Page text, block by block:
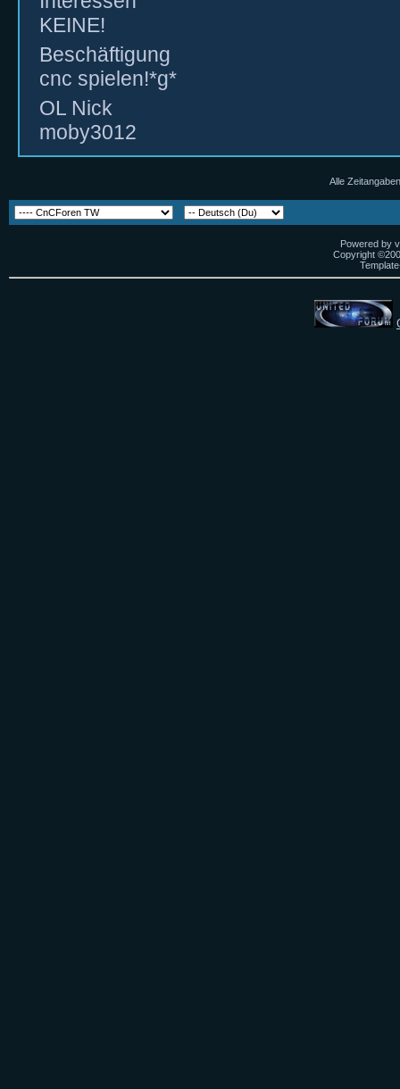
KEINE!
Beschäftigung
cnc spielen!*g*
OL Nick
moby3012
Alle
Powered by
Copyright